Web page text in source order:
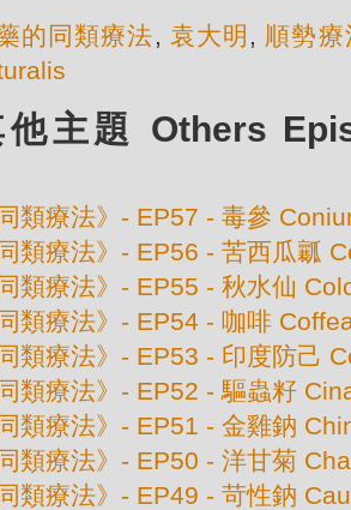
的同類療法, 袁大明 , 順勢療
主題 Others
類療法》- EP57 - 毒參
類療法》- EP56 - 苦西瓜瓤
類療法》- EP55 - 秋水仙
類療法》- EP54 - 咖啡
類療法》- EP53 - 印度防己
類療法》- EP52 - 驅蟲籽
類療法》- EP51 - 金雞鈉
類療法》- EP50 - 洋甘菊
類療法》- EP49 - 苛性鈉